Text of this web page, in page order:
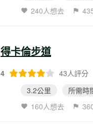
240人想去
得卡倫步道
4 43人評分
3.2公里
所需時
160人想去